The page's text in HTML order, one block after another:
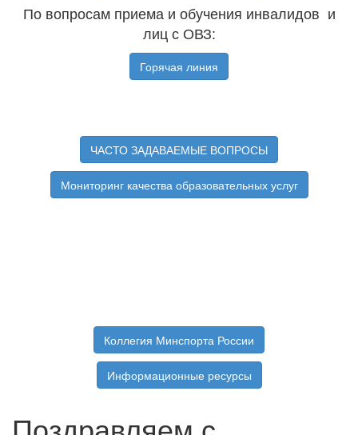
По вопросам приема и обучения инвалидов и
лиц с ОВЗ:
Горячая линия
ЧАСТО ЗАДАВАЕМЫЕ ВОПРОСЫ
Мониторинг качества образовательных услуг
Коллегия Минспорта России
Информационные ресурсы